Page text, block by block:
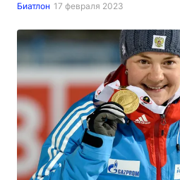
Биатлон 17 февраля 2023